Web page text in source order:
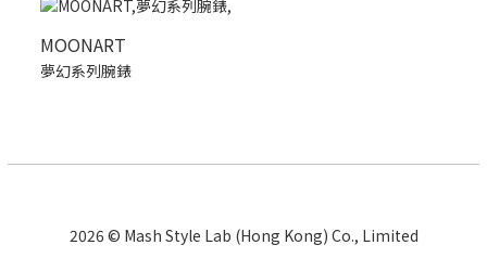
MOONART
夢幻系列腕錶
2026 © Mash Style Lab (Hong Kong) Co., Limited